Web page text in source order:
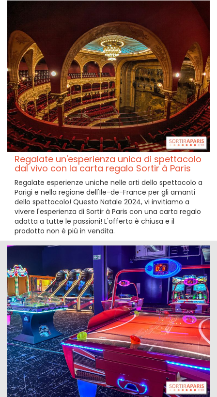
Regalate un'esperienza unica di spettacolo
dal vivo con la carta regalo Sortir à Paris
Regalate esperienze uniche nelle arti dello spettacolo a
Parigi e nella regione dell'Ile-de-France per gli amanti
dello spettacolo! Questo Natale 2024, vi invitiamo a
vivere l'esperienza di Sortir à Paris con una carta regalo
adatta a tutte le passioni! L'offerta è chiusa e il
prodotto non è più in vendita.